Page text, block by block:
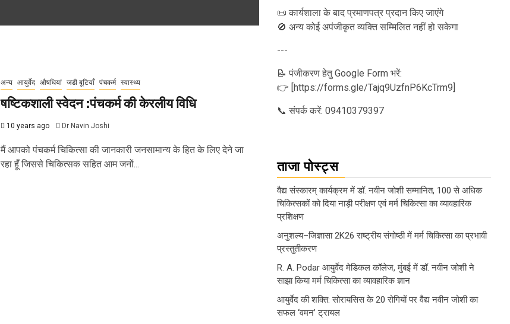
अन्य आयुर्वेद औषधियां जडी बूटियाँ पंचकर्म स्वास्थ्य
षष्टिकशाली स्वेदन :पंचकर्म की केरलीय विधि
10 years ago Dr Navin Joshi
मैं आपको पंचकर्म चिकित्सा की जानकारी जनसामान्य के हित के लिए देने जा
रहा हूँ जिससे चिकित्सक सहित आम जनों...
📜 कार्यशाला के बाद प्रमाणपत्र प्रदान किए जाएंगे
🚫 अन्य कोई अपंजीकृत व्यक्ति सम्मिलित नहीं हो सकेगा
---
📝 पंजीकरण हेतु Google Form भरें:
👉 [https://forms.gle/Tajq9UzfnP6KcTrm9]
📞 संपर्क करें: 09410379397
ताजा पोस्ट्स
वैद्य संस्कारम् कार्यक्रम में डॉ. नवीन जोशी सम्मानित, 100 से अधिक
चिकित्सकों को दिया नाड़ी परीक्षण एवं मर्म चिकित्सा का व्यावहारिक
प्रशिक्षण
अनुशल्य–जिज्ञासा 2K26 राष्ट्रीय संगोष्ठी में मर्म चिकित्सा का प्रभावी
प्रस्तुतीकरण
R. A. Podar आयुर्वेद मेडिकल कॉलेज, मुंबई में डॉ. नवीन जोशी ने
साझा किया मर्म चिकित्सा का व्यावहारिक ज्ञान
आयुर्वेद की शक्ति: सोरायसिस के 20 रोगियों पर वैद्य नवीन जोशी का
सफल ‘वमन’ ट्रायल